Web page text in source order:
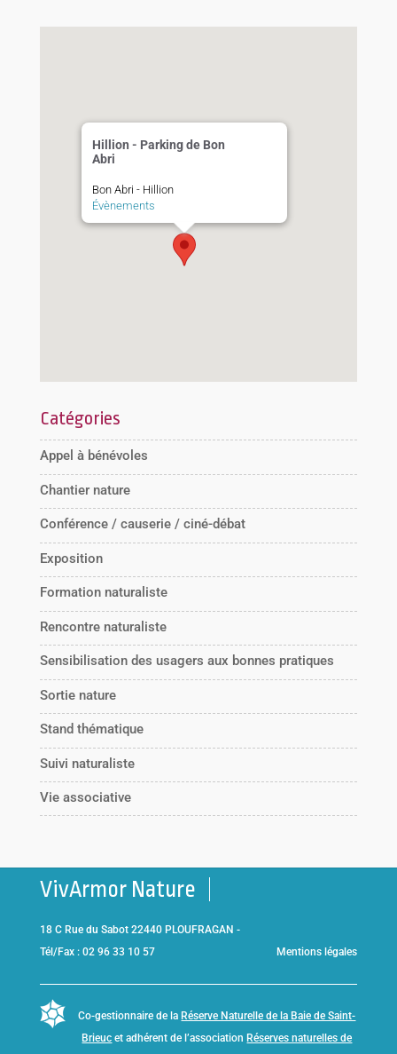
Hillion - Parking de Bon
Abri
Bon Abri - Hillion
Évènements
Catégories
Appel à bénévoles
Chantier nature
Conférence / causerie / ciné-débat
Exposition
Formation naturaliste
Rencontre naturaliste
Sensibilisation des usagers aux bonnes pratiques
Sortie nature
Stand thématique
Suivi naturaliste
Vie associative
VivArmor Nature
18 C Rue du Sabot 22440 PLOUFRAGAN -
Tél/Fax : 02 96 33 10 57
Mentions légales
Co-gestionnaire de laRéserve Naturelle de la Baie de Saint-
Brieuc et adhérent de l’associationRéserves naturelles de